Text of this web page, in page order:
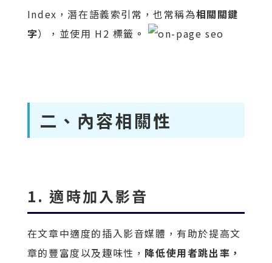
Index，潛在語義索引常，也常稱為相關關鍵
字），並使用 H2 標籤 。
二、內容相關性
1. 適時加入影音
在文章中適度的插入影音媒體，有助於提高文
章的豐富度以及趣味性， 降低使用者跳出率，